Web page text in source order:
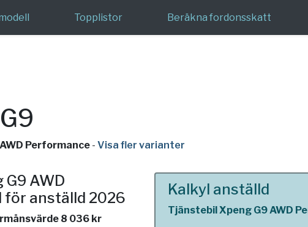
Topplistor Beräkna fordonsskatt
Performance - Visa fler varianter
AWD
för anställd 2026
8 036 kr
Kalkyl anställd
Tjänstebil Xpeng G9 AWD